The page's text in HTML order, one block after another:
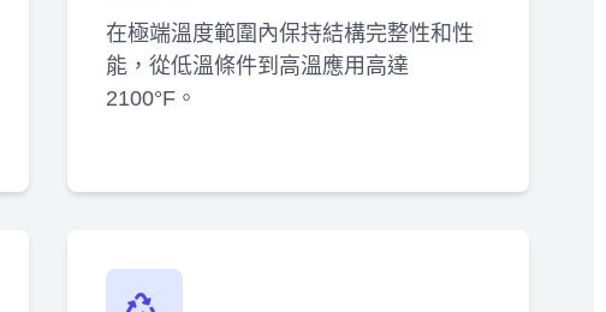
在極端溫度範圍內保持結構完整性和性
能，從低溫條件到高溫應用高達
2100°F。